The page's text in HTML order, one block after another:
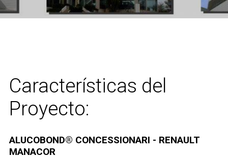
Características del
Proyecto:
ALUCOBOND® CONCESSIONARI - RENAULT
MANACOR